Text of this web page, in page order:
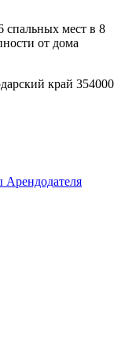
спальных мест в 8
от дома
край 354000
Арендодателя